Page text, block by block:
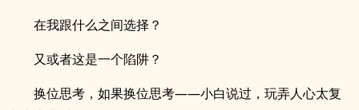
在我跟什么之间选择？
又或者这是一个陷阱？
换位思考，如果换位思考——小白说过，玩弄人心太复